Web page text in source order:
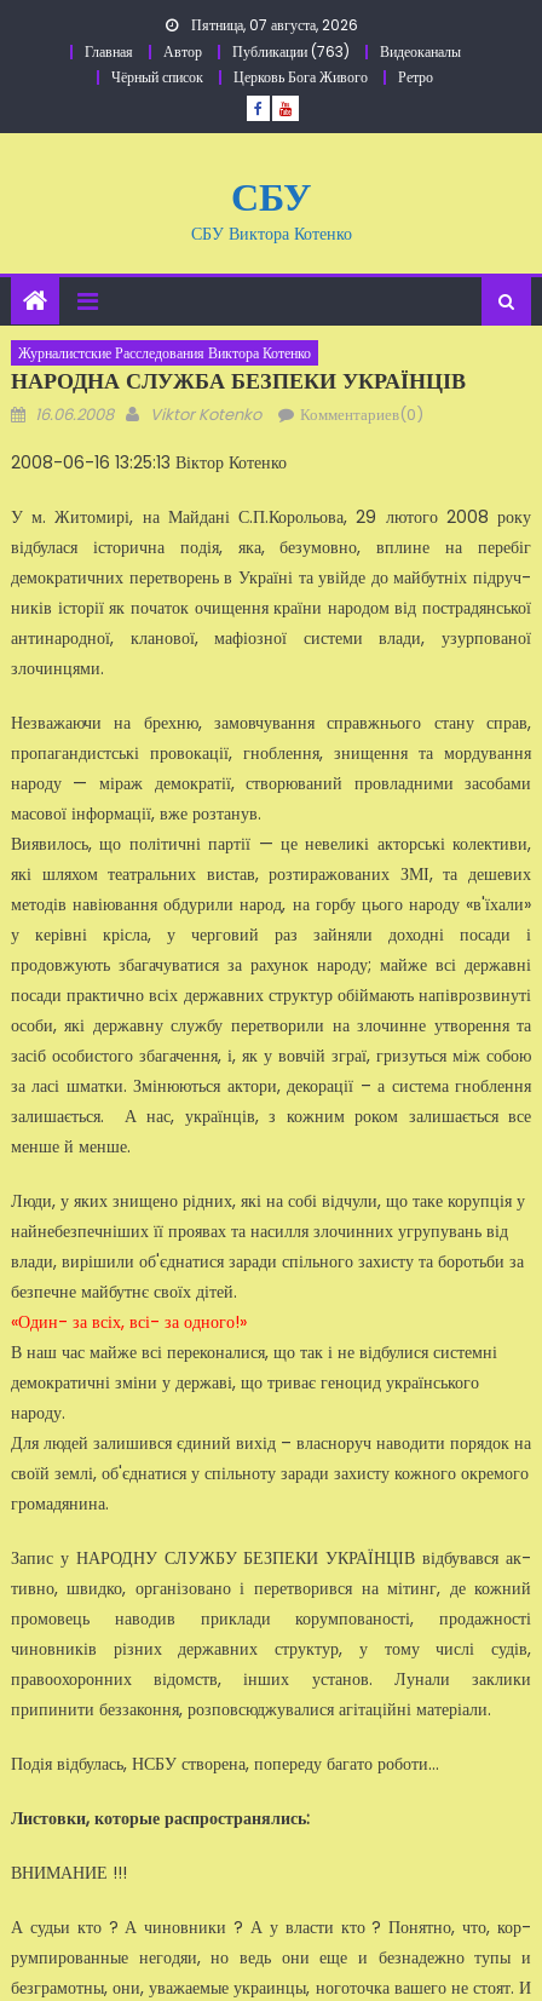
Пятница, 07 августа, 2026
Главная
Автор Публикации (763)
Видеоканалы
Чёрный список
Церковь Бога Живого Ретро
СБУ
СБУ Виктора Котенко
Журналистские Расследования Виктора Котенко
НАРОДНА СЛУЖБА БЕЗПЕКИ УКРАЇНЦІВ
Добавлено
16.06.2008 Автор
Viktor Kotenko Комментариев(0)
2008-06-16 13:25:13 Віктор Котенко
У м. Житомирі, на Майдані С.П.Ко­рольова, 29 лютого 2008 року
відбулася історична подія, яка, безумовно, вплине на перебіг
демократичних перетворень в Україні та увійде до майбутніх підруч­
ників історії як початок очищення країни народом від пострадянської
антинарод­ної, кланової, мафіозної системи влади, узурпованої
злочинцями.
Незважаючи на брехню, замовчування справжнього стану справ,
пропаган­дистські провокації, гноблення, знищен­ня та мордування
народу — міраж демок­ратії, створюваний провладними засоба­ми
масової інформації, вже розтанув.
Виявилось, що політичні партії — це невеликі акторські колективи,
які шля­хом театральних вистав, розтиражованих ЗМІ, та дешевих
методів навіювання обдурили народ, на горбу цього народу «в'їхали»
у керівні крісла, у черговий раз зайняли доходні посади і
продовжують збагачу­ватися за рахунок народу; майже всі державні
посади практично всіх державних структур обіймають напіврозвинуті
особи, які державну службу перетворили на злочинне утворення та
засіб особистого зба­гачення, і, як у вовчій зграї, гризуться між собою
за ласі шматки. Змінюються актори, декорації – а система гноблення
залишається. А нас, українців, з кожним роком залишається все
менше й менше.
Люди, у яких знищено рідних, які на собі відчули, що таке корупція у
най­небезпечніших її проявах та насилля злочинних угрупувань від
влади, вирішили об'єднатися заради спільного захисту та боротьби за
без­печне майбутнє своїх дітей.
«Один- за всіх, всі- за одного!»
В наш час майже всі переконалися, що так і не відбулися системні
демок­ратичні зміни у державі, що триває геноцид українсько­го
народу.
Для людей залишився єдиний вихід – власноруч наводити порядок на
своїй землі, об'єднатися у спільноту заради захисту кожного окремого
громадя­нина.
Запис у НАРОДНУ СЛУЖБУ БЕЗПЕКИ УКРАЇНЦІВ відбувався ак­
тивно, швидко, організовано і перетворився на мітинг, де кожний
про­мовець наводив приклади корумпованості, продажності
чиновників різних державних структур, у тому числі судів,
правоохоронних відомств, інших установ. Лунали заклики
припинити беззаконня, роз­повсюджувалися агітаційні матеріали.
Подія відбулась, НСБУ створена, попереду багато роботи…
Листовки, которые распространялись:
ВНИМАНИЕ !!!
А судьи кто ? А чиновники ? А у власти кто ? Понятно, что, кор­
румпированные негодяи, но ведь они еще и безнадежно тупы и
безгра­мотны, они, уважаемые украинцы, ноготочка вашего не стоят. И